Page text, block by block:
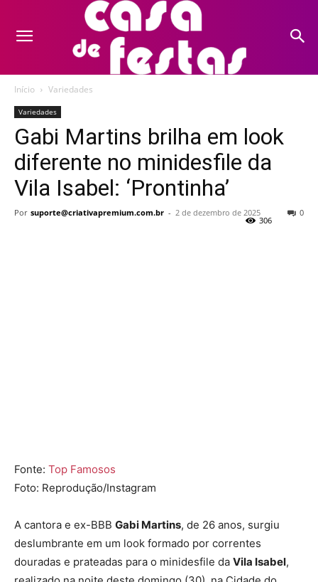
Início Variedades
Variedades
Gabi Martins brilha em look
diferente no minidesfile da
Vila Isabel: ‘Prontinha’
Por suporte@criativapremium.com.br - 2 de dezembro de 2025 0
306
Fonte: Top Famosos
Foto: Reprodução/Instagram
A cantora e ex-BBB Gabi Martins, de 26 anos, surgiu
deslumbrante em um look formado por correntes
douradas e prateadas para o minidesfile da Vila Isabel,